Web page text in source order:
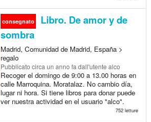
consegnato
Libro. De amor y de
sombra
Madrid, Comunidad de Madrid, España >
regalo
Pubblicato circa un anno fa dall'utente alco
Recoger el domingo de 9:00 a 13.00 horas en
calle Marroquina. Moratalaz. No cambio día,
lugar ni hora. Si tiene libros para donar puede
ver nuestra actividad en el usuario "alco".
752 letture